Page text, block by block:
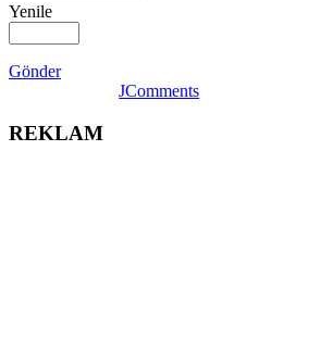
Yenile
Gönder
JComments
REKLAM